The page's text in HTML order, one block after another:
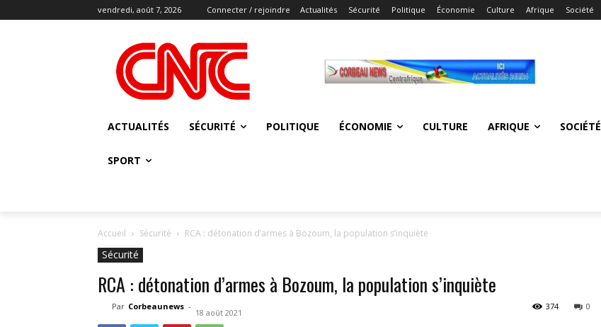
vendredi, août 7, 2026 Connecter / rejoindre Actualités Sécurité Politique Économie Culture Afrique Société
ACTUALITÉS SÉCURITÉ POLITIQUE ÉCONOMIE CULTURE AFRIQUE SOCIÉTÉ
SPORT
Accueil Sécurité RCA : détonation d’armes à Bozoum, la population s’inquiète
Sécurité
RCA : détonation d’armes à Bozoum, la population s’inquiète
Par Corbeaunews -
18 août 2021
0
374